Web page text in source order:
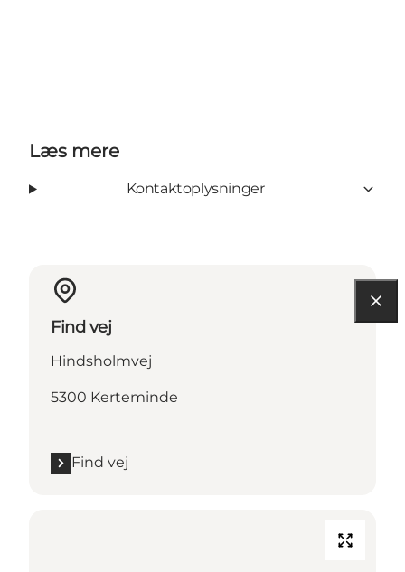
Læs mere
Kontaktoplysninger
Find vej
Hindsholmvej
5300 Kerteminde
Find vej